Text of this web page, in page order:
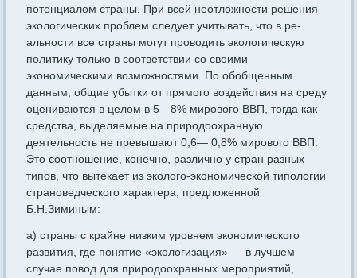
потенциалом страны. При всей неотложно­сти решения
экологических проблем следует учитывать, что в ре­
альности все страны могут проводить экологическую
политику только в соответствии со своими
экономическими возможностями. По обоб­щенным
данным, общие убытки от прямого воздействия на среду
оцениваются в целом в 5—8% мирового ВВП, тогда как
средства, выделяемые на природоохранную
деятельность не превышают 0,6— 0,8% мирового ВВП.
Это соотношение, конечно, различно у стран разных
типов, что вытекает из эколого-экономической типологии
страноведческого характера, предложенной
Б.Н.Зиминым:
а) страны с крайне низким уровнем экономического
развития, где понятие «экологизация» — в лучшем
случае повод для природо­охранных мероприятий,